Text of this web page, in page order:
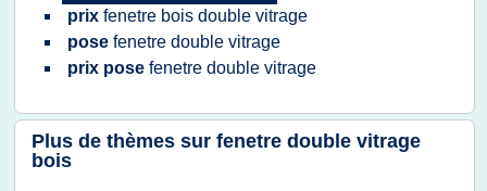
prix fenetre bois double vitrage
pose fenetre double vitrage
prix pose fenetre double vitrage
Plus de thèmes sur fenetre double vitrage
bois